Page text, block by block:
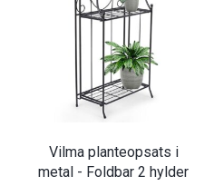
Vilma planteopsats i
metal - Foldbar 2 hylder